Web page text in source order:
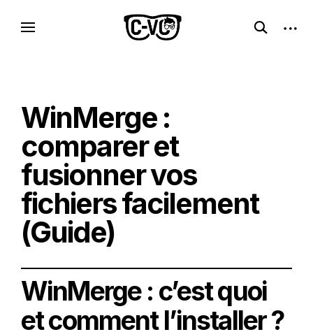
C-VC – Internet Libre, Logiciels & Culture
Geek
Logiciels libres, esprit geek
open
search
open
WinMerge :
comparer et
fusionner vos
fichiers facilement
(Guide)
WinMerge : c’est quoi
et comment l’installer ?